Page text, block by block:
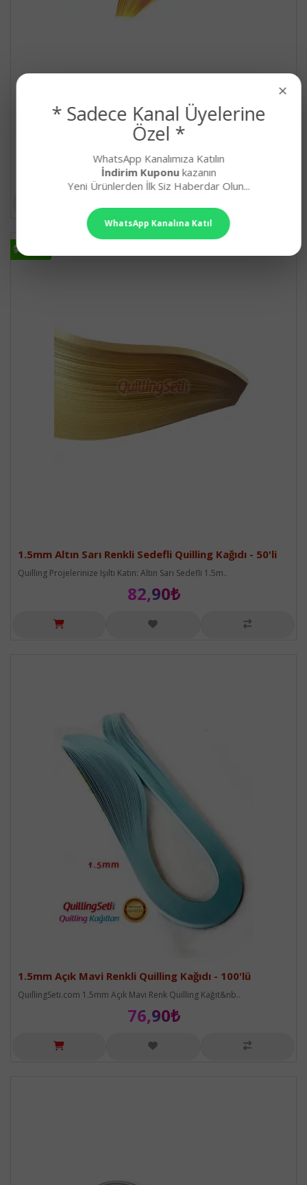
1.5mm Açık Sarı Renkli Quilling Kağıdı - 100'lü
76,90₺
KARGO
KARGO
1.5mm Altın Sarı Renkli Sedefli Quilling Kağıdı - 50'li
Quilling Projelerinize Işıltı Katın: Altın Sarı Sedefli 1.5m..
82,90₺
1.5mm Açık Mavi Renkli Quilling Kağıdı - 100'lü
QuillingSeti.com 1.5mm Açık Mavi Renk Quilling Kağıt&nb..
76,90₺
×
* Sadece Kanal Üyelerine
Özel *
WhatsApp Kanalımıza Katılın
İndirim Kuponukazanın
Yeni Ürünlerden İlk Siz Haberdar Olun...
WhatsApp Kanalına Katıl